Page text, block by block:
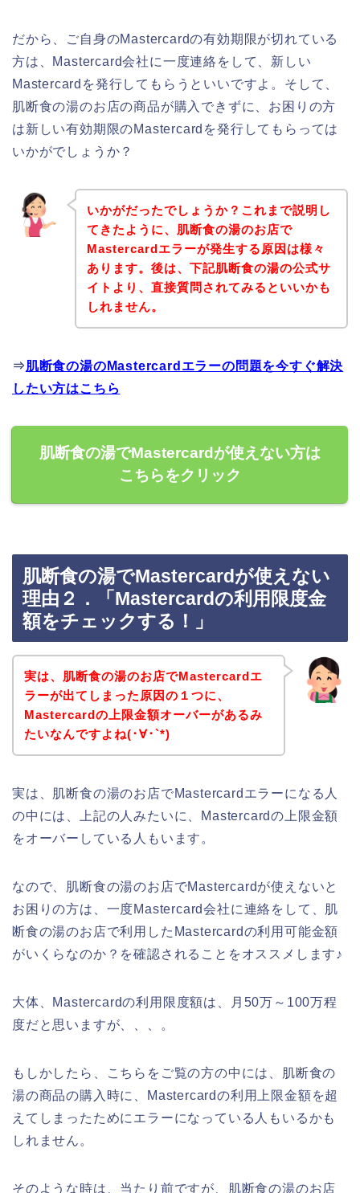
だから、ご自身のMastercardの有効期限が切れている
方は、Mastercard会社に一度連絡をして、新しい
Mastercardを発行してもらうといいですよ。そして、
肌断食の湯のお店の商品が購入できずに、お困りの方
は新しい有効期限のMastercardを発行してもらっては
いかがでしょうか？
いかがだったでしょうか？これまで説明し
てきたように、肌断食の湯のお店で
Mastercardエラーが発生する原因は様々
あります。後は、下記肌断食の湯の公式サ
イトより、直接質問されてみるといいかも
しれません。
⇒肌断食の湯のMastercardエラーの問題を今すぐ解決
したい方はこちら
肌断食の湯でMastercardが使えない方は
こちらをクリック
肌断食の湯でMastercardが使えない
理由２．「Mastercardの利用限度金
額をチェックする！」
実は、肌断食の湯のお店でMastercardエ
ラーが出てしまった原因の１つに、
Mastercardの上限金額オーバーがあるみ
たいなんですよね(･∀･`*)
実は、肌断食の湯のお店でMastercardエラーになる人
の中には、上記の人みたいに、Mastercardの上限金額
をオーバーしている人もいます。
なので、肌断食の湯のお店でMastercardが使えないと
お困りの方は、一度Mastercard会社に連絡をして、肌
断食の湯のお店で利用したMastercardの利用可能金額
がいくらなのか？を確認されることをオススメします♪
大体、Mastercardの利用限度額は、月50万～100万程
度だと思いますが、、、。
もしかしたら、こちらをご覧の方の中には、肌断食の
湯の商品の購入時に、Mastercardの利用上限金額を超
えてしまったためにエラーになっている人もいるかも
しれません。
そのような時は、当たり前ですが、肌断食の湯のお店